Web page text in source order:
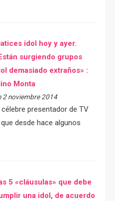
idol hoy y ayer.
surgiendo grupos
demasiado extraños» :
Monta
2 noviembre 2014
célebre presentador de TV
desde hace algunos
5 «cláusulas» que debe
una idol, de acuerdo